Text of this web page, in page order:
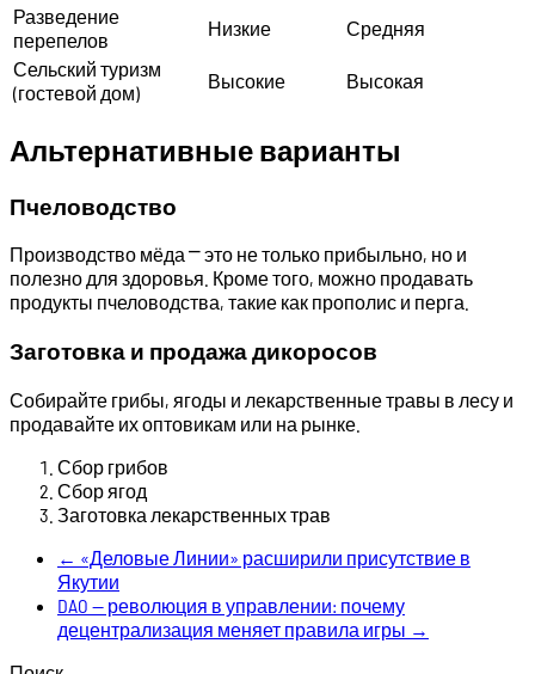
Разведение
перепелов
Низкие
Средняя
Сельский туризм
(гостевой дом)
Высокие Высокая
Альтернативные варианты
Пчеловодство
Производство мёда ⎻ это не только прибыльно, но и
полезно для здоровья. Кроме того, можно продавать
продукты пчеловодства, такие как прополис и перга.
Заготовка и продажа дикоросов
Собирайте грибы, ягоды и лекарственные травы в лесу и
продавайте их оптовикам или на рынке.
Сбор грибов
Сбор ягод
Заготовка лекарственных трав
← «Деловые Линии» расширили присутствие в
Якутии
DAO — революция в управлении: почему
децентрализация меняет правила игры →